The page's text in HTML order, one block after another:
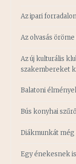
Az ipari
Az olvasás
Az új kulturális
szakembereket
Balatoni
Bús konyhai
Diákmunkát
Egy énekesnek